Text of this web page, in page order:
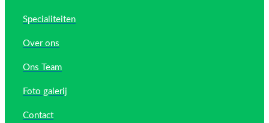
Specialiteiten
Over ons
Ons Team
Foto galerij
Contact